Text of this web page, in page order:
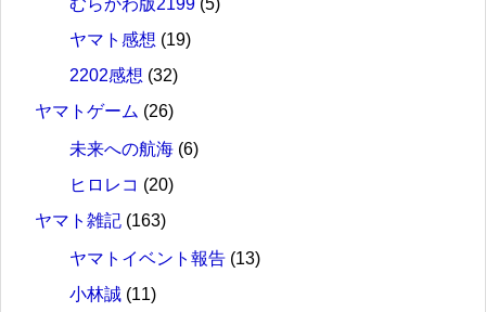
むらかわ版2199 (5)
ヤマト感想 (19)
2202感想 (32)
ヤマトゲーム (26)
未来への航海 (6)
ヒロレコ (20)
ヤマト雑記 (163)
ヤマトイベント報告 (13)
小林誠 (11)